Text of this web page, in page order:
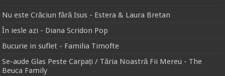
Nu este Crăciun fără Isus - Estera & Laura Bretan
În iesle azi - Diana Scridon Pop
Bucurie in suflet - Familia Timofte
Se-aude Glas Peste Carpați / Tăria Noastră Fii Mereu - The
Beuca Family